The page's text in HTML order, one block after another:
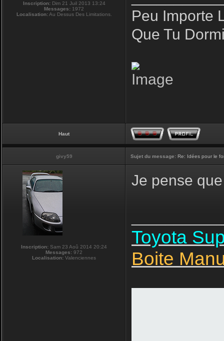
Inscription:Dim 21 Juil 2013 13:24
Messages: 1972
Localisation:Au Dessus Des Limitations.
Peu Importe
Que Tu
Haut
givy59 Sujet du message: Re: Idées pour le
Inscription: Sam 23 Aoû 2014 20:24
Messages: 972
Localisation: Valenciennes
Je pense
Toyota
Boite